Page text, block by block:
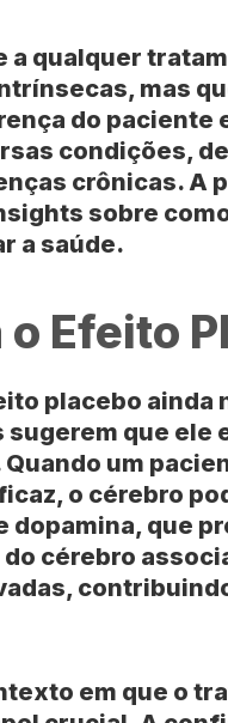
a qualquer
mas
do paciente
condições,
crônicas. A
sobre
a saúde.
Efeito
placebo ainda
que ele
um
o cérebro
que
cérebro
em que o